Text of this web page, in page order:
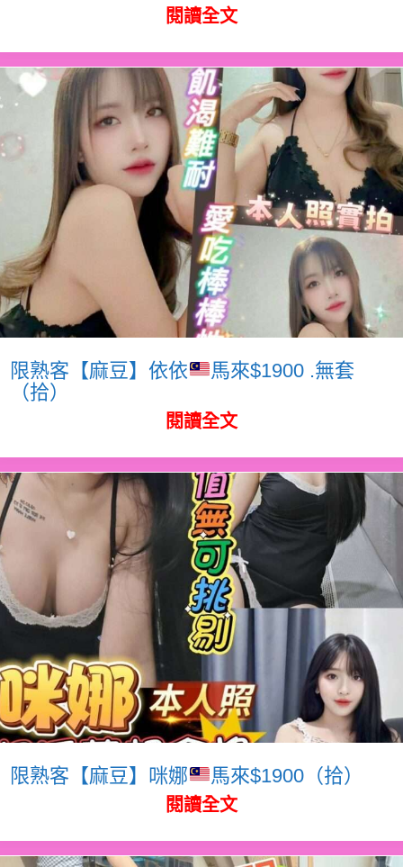
閱讀全文
限熟客【麻豆】依依
馬來$1900 .無套
（拾）
閱讀全文
限熟客【麻豆】咪娜 馬來$1900（拾）
閱讀全文